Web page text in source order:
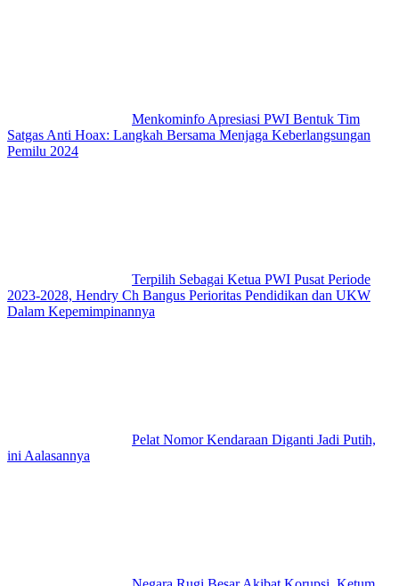
Menkominfo Apresiasi PWI Bentuk Tim
Satgas Anti Hoax: Langkah Bersama Menjaga Keberlangsungan
Pemilu 2024
Terpilih Sebagai Ketua PWI Pusat Periode
2023-2028, Hendry Ch Bangus Perioritas Pendidikan dan UKW
Dalam Kepemimpinannya
Pelat Nomor Kendaraan Diganti Jadi Putih,
ini Aalasannya